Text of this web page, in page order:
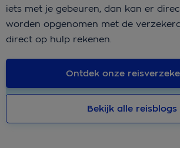
iets met je gebeuren, dan kan er
worden opgenomen met de
direct op hulp rekenen.
Ontdek onze
Bekijk alle reisblogs